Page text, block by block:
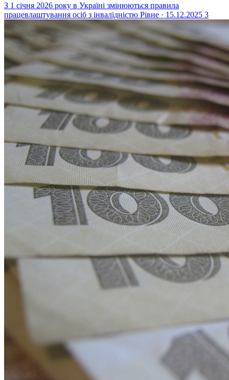
З 1 січня 2026 року в Україні змінюються правила
працевлаштування осіб з інвалідністю Рівне · 15.12.2025 3